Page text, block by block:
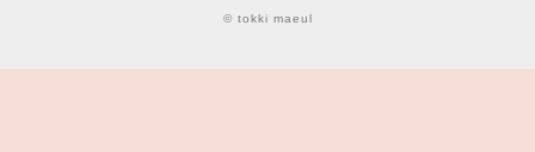
© tokki maeul